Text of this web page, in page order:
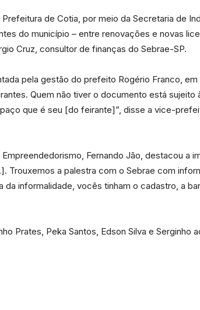
de Cotia, por meio da Secretaria de
do município – entre renovações e novas
Cruz, consultor de finanças do Sebrae-SP.
pela gestão do prefeito Rogério Franco,
Quem não tiver o documento está
que é seu [do feirante]”, disse a vice-
Fernando Jão, destacou a
Trouxemos a palestra com o Sebrae com
informalidade, vocês tinham o cadastro, a
Prates, Peka Santos, Edson Silva e